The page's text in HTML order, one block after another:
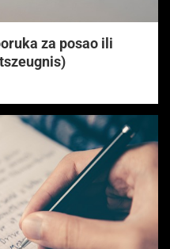
za posao ili